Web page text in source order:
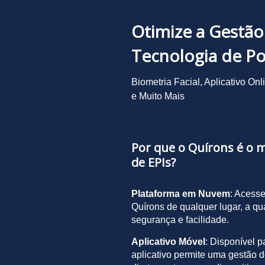
Otimize a
Tecnologia de
Biometria Facial, Aplicativo
e Muito Mais
Por que o Quírons é o
de EPIs?
Plataforma em Nuvem:
Quírons de qualquer lugar, a
segurança e facilidade.
Aplicativo Móvel : Disponível
aplicativo permite uma gestão